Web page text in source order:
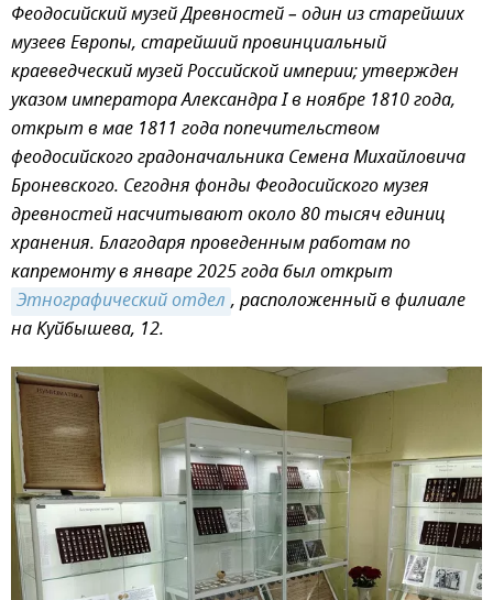
Феодосийский музей Древностей – один из старейших
музеев Европы, старейший провинциальный
краеведческий музей Российской империи; утвержден
указом императора Александра I в ноябре 1810 года,
открыт в мае 1811 года попечительством
феодосийского градоначальника Семена Михайловича
Броневского. Сегодня фонды Феодосийского музея
древностей насчитывают около 80 тысяч единиц
хранения. Благодаря проведенным работам по
капремонту в январе 2025 года был открыт
Этнографический отдел , расположенный в филиале
на Куйбышева, 12.